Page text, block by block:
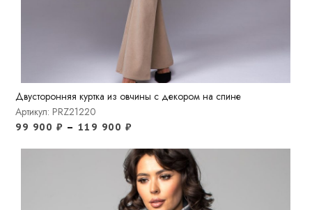
Двусторонняя куртка из овчины с декором на спине
Артикул: PRZ21220
99 900 ₽ – 119 900 ₽